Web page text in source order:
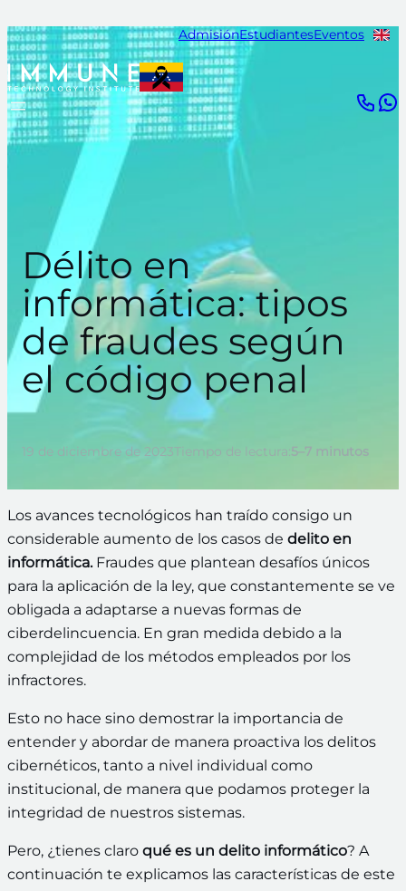
al
contenido
AdmisiónEstudiantesEventos
Délito en
informática: tipos
de fraudes según
el código penal
19 de diciembre de 2023Tiempo de lectura:5–7 minutos
Los avances tecnológicos han traído consigo un
considerable aumento de los casos de delito en
informática.Fraudes que plantean desafíos únicos
para la aplicación de la ley, que constantemente se ve
obligada a adaptarse a nuevas formas de
ciberdelincuencia. En gran medida debido a la
complejidad de los métodos empleados por los
infractores.
Esto no hace sino demostrar la importancia de
entender y abordar de manera proactiva los delitos
cibernéticos, tanto a nivel individual como
institucional, de manera que podamos proteger la
integridad de nuestros sistemas.
Pero, ¿tienes claro qué es un delito informático? A
continuación te explicamos las características de este